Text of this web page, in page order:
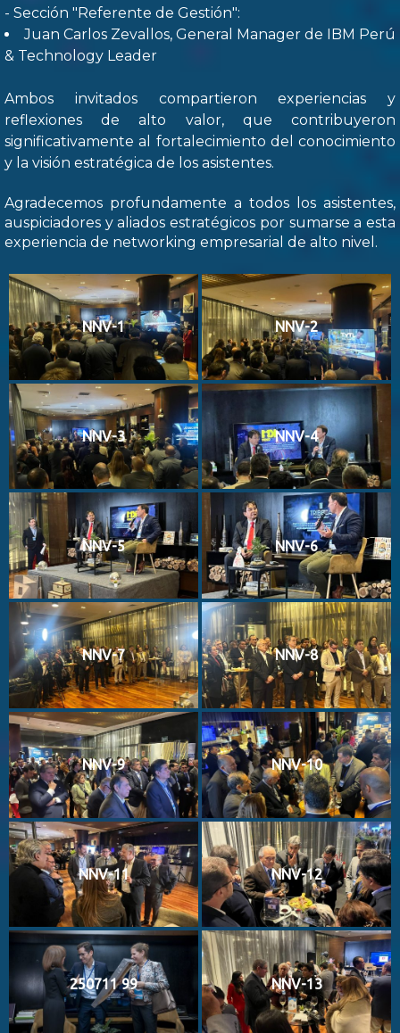
- Sección "Referente de Gestión":
Juan Carlos Zevallos, General Manager de IBM Perú
& Technology Leader
Ambos invitados compartieron experiencias y
reflexiones de alto valor, que contribuyeron
significativamente al fortalecimiento del conocimiento
y la visión estratégica de los asistentes.
Agradecemos profundamente a todos los asistentes,
auspiciadores y aliados estratégicos por sumarse a esta
experiencia de networking empresarial de alto nivel.
NNV-1 NNV-2
NNV-3 NNV-4
NNV-5 NNV-6
NNV-7 NNV-8
NNV-9 NNV-10
NNV-11 NNV-12
250711 99 NNV-13